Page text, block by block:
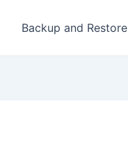
Backup and Restore